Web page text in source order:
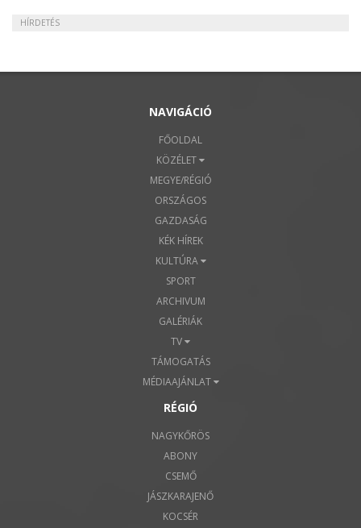
HÍRDETÉS
NAVIGÁCIÓ
FŐOLDAL
KÖZÉLET
MEGYE/RÉGIÓ
ORSZÁGOS
GAZDASÁG
KÉK HÍREK
KULTÚRA
SPORT
ARCHIVUM
GALÉRIÁK
TV
TÁMOGATÁS
MÉDIAAJÁNLAT
RÉGIÓ
NAGYKŐRÖS
ABONY
CSEMŐ
JÁSZKARAJENŐ
KOCSÉR